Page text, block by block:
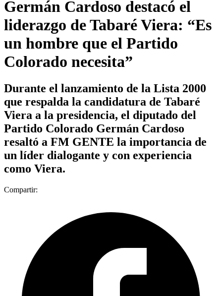
Germán Cardoso destacó el
liderazgo de Tabaré Viera: “Es
un hombre que el Partido
Colorado necesita”
Durante el lanzamiento de la Lista 2000
que respalda la candidatura de Tabaré
Viera a la presidencia, el diputado del
Partido Colorado Germán Cardoso
resaltó a FM GENTE la importancia de
un líder dialogante y con experiencia
como Viera.
Compartir: